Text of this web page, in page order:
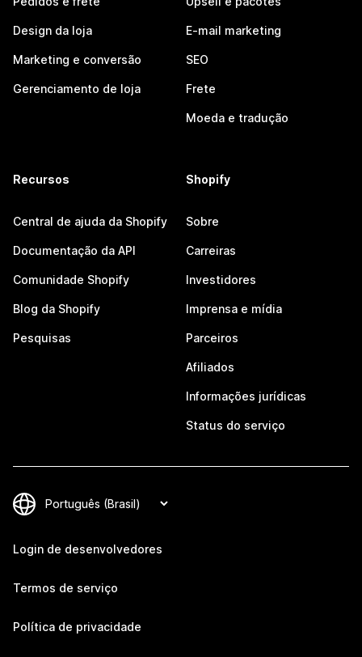
Design da loja
Marketing e conversão
Gerenciamento de loja
E-mail marketing
SEO
Frete
Moeda e tradução
Recursos
Central de ajuda da Shopify
Documentação da API
Comunidade Shopify
Blog da Shopify
Pesquisas
Shopify
Sobre
Carreiras
Investidores
Imprensa e mídia
Parceiros
Afiliados
Informações jurídicas
Status do serviço
Login de desenvolvedores
Termos de serviço
Política de privacidade